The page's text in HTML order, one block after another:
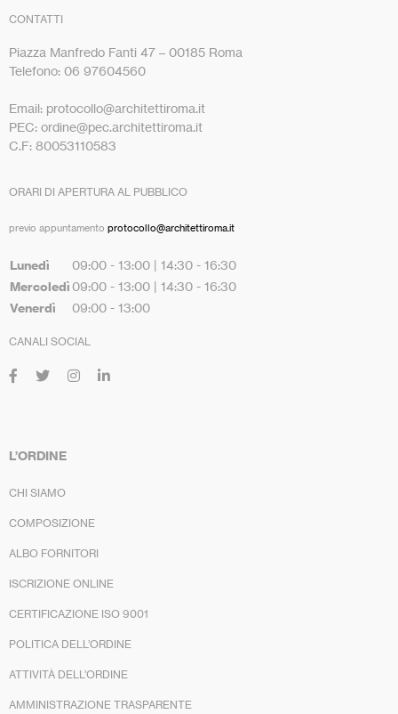
CONTATTI
Piazza Manfredo Fanti 47 – 00185 Roma
Telefono: 06 97604560
Email: protocollo@architettiroma.it
PEC: ordine@pec.architettiroma.it
C.F: 80053110583
ORARI DI APERTURA AL PUBBLICO
previo appuntamento protocollo@architettiroma.it
Lunedì 09:00 - 13:00 | 14:30 - 16:30
Mercoledì 09:00 - 13:00 | 14:30 - 16:30
Venerdì 09:00 - 13:00
CANALI SOCIAL
L’ORDINE
CHI SIAMO
COMPOSIZIONE
ALBO FORNITORI
ISCRIZIONE ONLINE
CERTIFICAZIONE ISO 9001
POLITICA DELL’ORDINE
ATTIVITÀ DELL’ORDINE
AMMINISTRAZIONE TRASPARENTE